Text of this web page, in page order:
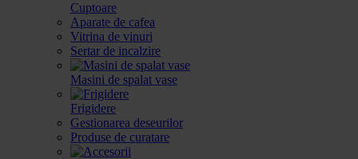
Cuptoare
Aparate de cafea
Vitrina de vinuri
Sertar de incalzire
Masini de spalat vase
Frigidere
Gestionarea deseurilor
Produse de curatare